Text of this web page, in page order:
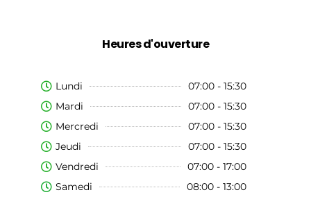
Heures d'ouverture
Lundi
07:00 - 15:30
Mardi
07:00 - 15:30
Mercredi
07:00 - 15:30
Jeudi
07:00 - 15:30
Vendredi
07:00 - 17:00
Samedi
08:00 - 13:00